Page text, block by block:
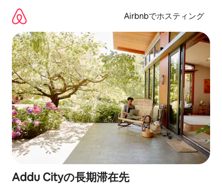
Airbnbでホスティング
Addu Cityの長期滞在先